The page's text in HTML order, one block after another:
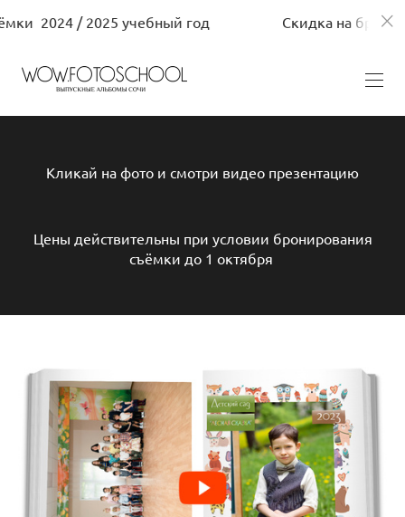
2024 / 2025 учебный год Скидка на
Кликай на фото и смотри видео презентацию
Цены действительны при условии бронирования
съёмки до 1 октября